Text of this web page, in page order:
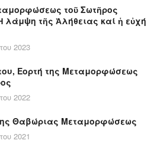
τοῦ Σωτῆρος
λάμψη τῆς Ἀλήθειας καί ἡ εὐχή
2023
Εορτή της Μεταμορφώσεως
2022
Θαβώριας Μεταμορφώσεως
2021